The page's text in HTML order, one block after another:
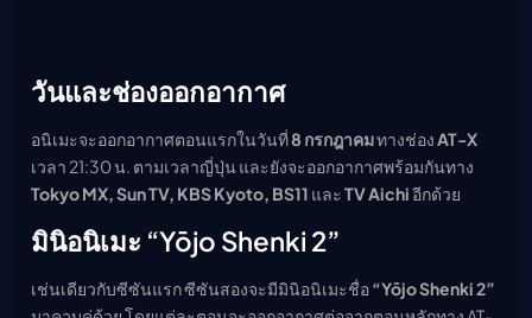
วันและช่องออกอากาศ
อนิเมะจะออกอากาศตอนแรกในวันที่8 กรกฎาคมทางช่องAT-X
เวลา 21:30 น. ตามเวลาญี่ปุ่น และยังจะออกอากาศพร้อมกันทาง
Tokyo MX, Sun TV, KBS Kyoto, BS11 และ TV Aichiอีกด้วย
มินิอนิเมะ “Yōjo Shenki 2”
เช่นเดียวกับซีซันแรก ซีซันสองจะมีมินิอนิเมะชื่อ“Yōjo Shenki 2”